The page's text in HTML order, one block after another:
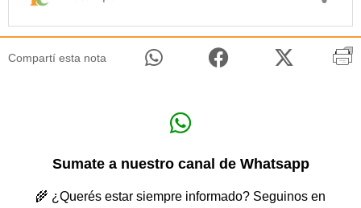
Compartí esta nota
Sumate a nuestro canal de Whatsapp
🌾 ¿Querés estar siempre informado? Seguinos en